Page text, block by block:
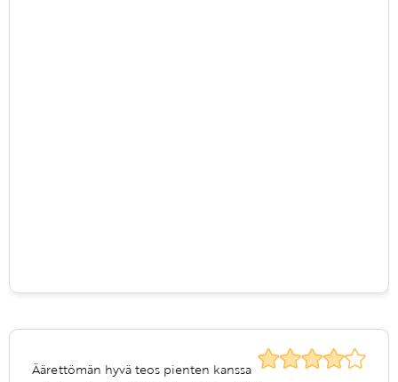
Äärettömän hyvä teos pienten kanssa